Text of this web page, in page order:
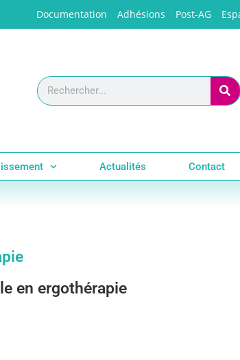
Documentation Adhésions Post-AG
Actualités Contact
en ergothérapie